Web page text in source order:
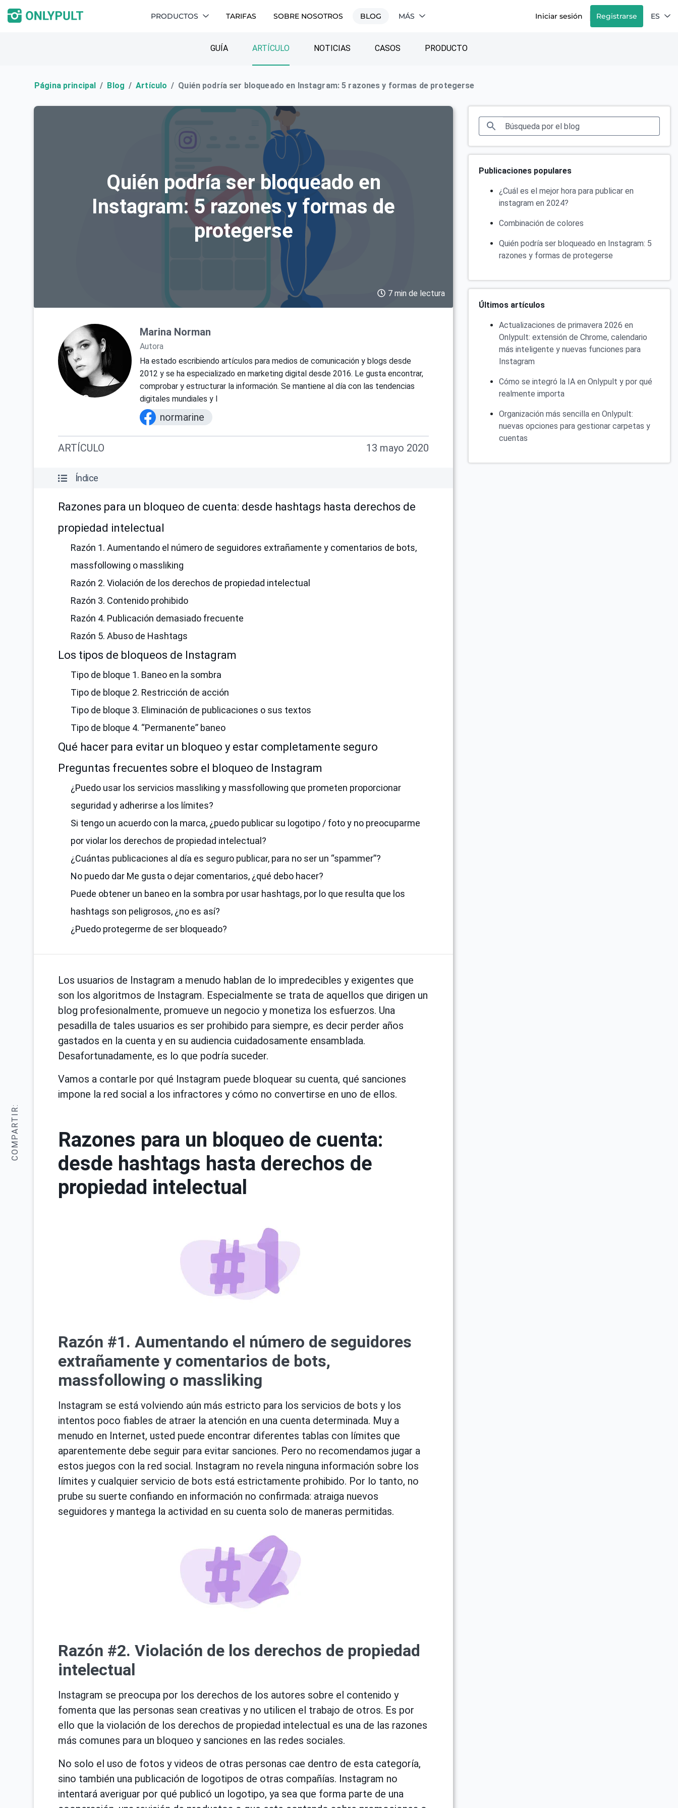
PRODUCTOS TARIFAS SOBRE NOSOTROS BLOG MÁS Iniciar sesión Registrarse ES
GUÍA ARTÍCULO NOTICIAS CASOS PRODUCTO
Página principal Blog Artículo Quién podría ser bloqueado en Instagram: 5 razones y formas de protegerse
COMPARTIR:
Quién podría ser bloqueado en
Instagram: 5 razones y formas de
protegerse
7 min de lectura
Marina Norman
Autora
Ha estado escribiendo artículos para medios de comunicación y blogs desde
2012 y se ha especializado en marketing digital desde 2016. Le gusta encontrar,
comprobar y estructurar la información. Se mantiene al día con las tendencias
digitales mundiales y l
normarine
ARTÍCULO 13 mayo 2020
Índice
Razones para un bloqueo de cuenta: desde hashtags hasta derechos de
propiedad intelectual
Razón 1. Aumentando el número de seguidores extrañamente y comentarios de bots,
massfollowing o massliking
Razón 2. Violación de los derechos de propiedad intelectual
Razón 3. Contenido prohibido
Razón 4. Publicación demasiado frecuente
Razón 5. Abuso de Hashtags
Los tipos de bloqueos de Instagram
Tipo de bloque 1. Baneo en la sombra
Tipo de bloque 2. Restricción de acción
Tipo de bloque 3. Eliminación de publicaciones o sus textos
Tipo de bloque 4. “Permanente” baneo
Qué hacer para evitar un bloqueo y estar completamente seguro
Preguntas frecuentes sobre el bloqueo de Instagram
¿Puedo usar los servicios massliking y massfollowing que prometen proporcionar
seguridad y adherirse a los límites?
Si tengo un acuerdo con la marca, ¿puedo publicar su logotipo / foto y no preocuparme
por violar los derechos de propiedad intelectual?
¿Cuántas publicaciones al día es seguro publicar, para no ser un “spammer”?
No puedo dar Me gusta o dejar comentarios, ¿qué debo hacer?
Puede obtener un baneo en la sombra por usar hashtags, por lo que resulta que los
hashtags son peligrosos, ¿no es así?
¿Puedo protegerme de ser bloqueado?
Los usuarios de Instagram a menudo hablan de lo impredecibles y exigentes que
son los algoritmos de Instagram. Especialmente se trata de aquellos que dirigen un
blog profesionalmente, promueve un negocio y monetiza los esfuerzos. Una
pesadilla de tales usuarios es ser prohibido para siempre, es decir perder años
gastados en la cuenta y en su audiencia cuidadosamente ensamblada.
Desafortunadamente, es lo que podría suceder.
Vamos a contarle por qué Instagram puede bloquear su cuenta, qué sanciones
impone la red social a los infractores y cómo no convertirse en uno de ellos.
Razones para un bloqueo de cuenta:
desde hashtags hasta derechos de
propiedad intelectual
Razón #1. Aumentando el número de seguidores
extrañamente y comentarios de bots,
massfollowing o massliking
Instagram se está volviendo aún más estricto para los servicios de bots y los
intentos poco fiables de atraer la atención en una cuenta determinada. Muy a
menudo en Internet, usted puede encontrar diferentes tablas con límites que
aparentemente debe seguir para evitar sanciones. Pero no recomendamos jugar a
estos juegos con la red social. Instagram no revela ninguna información sobre los
límites y cualquier servicio de bots está estrictamente prohibido. Por lo tanto, no
prube su suerte confiando en información no confirmada: atraiga nuevos
seguidores y mantega la actividad en su cuenta solo de maneras permitidas.
Razón #2. Violación de los derechos de propiedad
intelectual
Instagram se preocupa por los derechos de los autores sobre el contenido y
fomenta que las personas sean creativas y no utilicen el trabajo de otros. Es por
ello que la violación de los derechos de propiedad intelectual es una de las razones
más comunes para un bloqueo y sanciones en las redes sociales.
No solo el uso de fotos y videos de otras personas cae dentro de esta categoría,
sino también una publicación de logotipos de otras compañías. Instagram no
intentará averiguar por qué publicó un logotipo, ya sea que forma parte de una
Publicaciones populares
¿Cuál es el mejor hora para publicar en
instagram en 2024?
Combinación de colores
Quién podría ser bloqueado en Instagram: 5
razones y formas de protegerse
Últimos artículos
Actualizaciones de primavera 2026 en
Onlypult: extensión de Chrome, calendario
más inteligente y nuevas funciones para
Instagram
Cómo se integró la IA en Onlypult y por qué
realmente importa
Organización más sencilla en Onlypult:
nuevas opciones para gestionar carpetas y
cuentas